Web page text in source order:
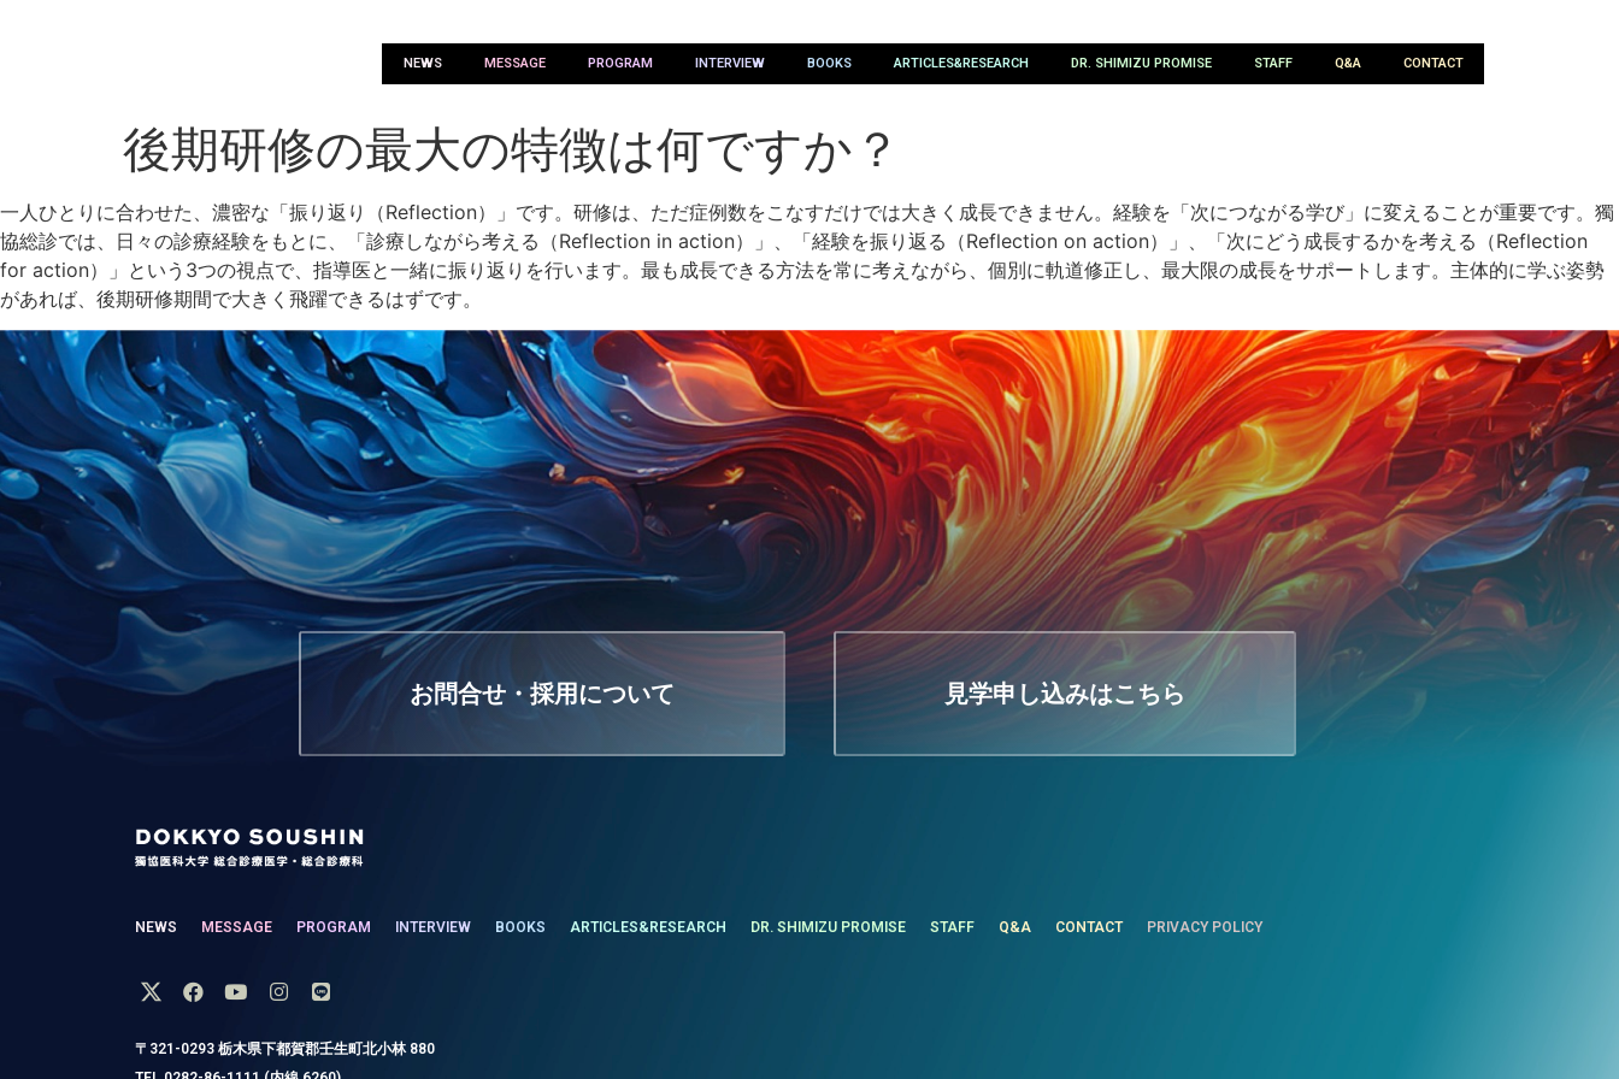
NEWS MESSAGE PROGRAM INTERVIEW BOOKS ARTICLES&RESEARCH DR. SHIMIZU PROMISE STAFF Q&A CONTACT
後期研修の最大の特徴は何ですか？
一人ひとりに合わせた、濃密な「振り返り（Reflection）」です。研修は、ただ症例数をこなすだけでは大きく成長できません。経験を「次につながる学び」に変えることが重要です。獨
協総診では、日々の診療経験をもとに、「診療しながら考える（Reflection in action）」、「経験を振り返る（Reflection on action）」、「次にどう成長するかを考える（Reflection
for action）」という3つの視点で、指導医と一緒に振り返りを行います。最も成長できる方法を常に考えながら、個別に軌道修正し、最大限の成長をサポートします。主体的に学ぶ姿勢
があれば、後期研修期間で大きく飛躍できるはずです。
お問合せ・採用について 見学申し込みはこちら
NEWS MESSAGE PROGRAM INTERVIEW BOOKS ARTICLES&RESEARCH DR. SHIMIZU PROMISE STAFF Q&A CONTACT PRIVACY POLICY
〒321-0293 栃木県下都賀郡壬生町北小林 880